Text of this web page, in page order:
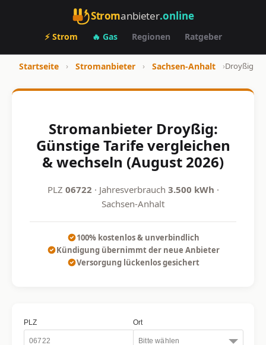
Stromanbieter.online
⚡ Strom 🔥 Gas Regionen Ratgeber
Startseite › Stromanbieter › Sachsen-Anhalt ›Droyßig
Stromanbieter Droyßig:
Günstige Tarife vergleichen
& wechseln (August 2026)
PLZ 06722 · Jahresverbrauch 3.500 kWh ·
Sachsen-Anhalt
100% kostenlos & unverbindlich
Kündigung übernimmt der neue Anbieter
Versorgung lückenlos gesichert